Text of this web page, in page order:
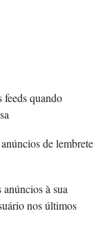
feeds quando
de lembrete
à sua
nos últimos